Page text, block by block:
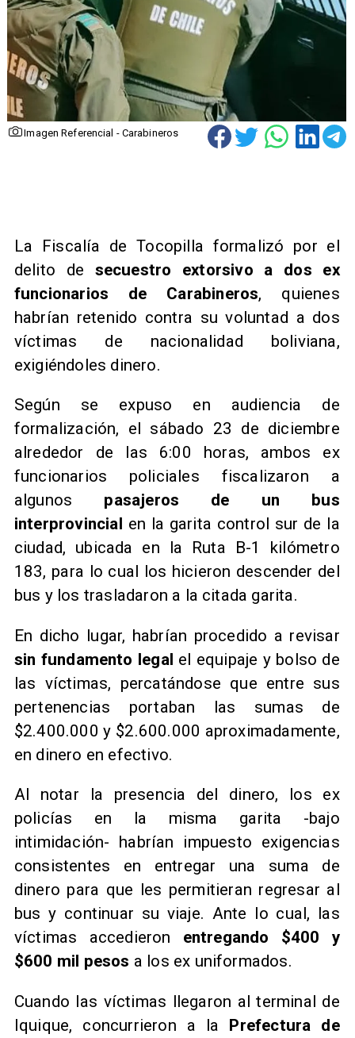
Imagen Referencial - Carabineros
La Fiscalía de Tocopilla formalizó por el
delito de secuestro extorsivo a dos ex
funcionarios de Carabineros, quienes
habrían retenido contra su voluntad a dos
víctimas de nacionalidad boliviana,
exigiéndoles dinero.
Según se expuso en audiencia de
formalización, el sábado 23 de diciembre
alrededor de las 6:00 horas, ambos ex
funcionarios policiales fiscalizaron a
algunos pasajeros de un bus
interprovincial en la garita control sur de la
ciudad, ubicada en la Ruta B-1 kilómetro
183, para lo cual los hicieron descender del
bus y los trasladaron a la citada garita.
En dicho lugar, habrían procedido a revisar
sin fundamento legal el equipaje y bolso de
las víctimas, percatándose que entre sus
pertenencias portaban las sumas de
$2.400.000 y $2.600.000 aproximadamente,
en dinero en efectivo.
Al notar la presencia del dinero, los ex
policías en la misma garita -bajo
intimidación- habrían impuesto exigencias
consistentes en entregar una suma de
dinero para que les permitieran regresar al
bus y continuar su viaje. Ante lo cual, las
víctimas accedieron entregando $400 y
$600 mil pesos a los ex uniformados.
Cuando las víctimas llegaron al terminal de
Iquique, concurrieron a la Prefectura de